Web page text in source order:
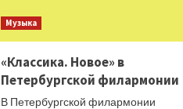
Торжественной
мессы
Бетховена
Музыка
«Классика. Новое» в
Петербургской филармонии
В Петербургской филармонии